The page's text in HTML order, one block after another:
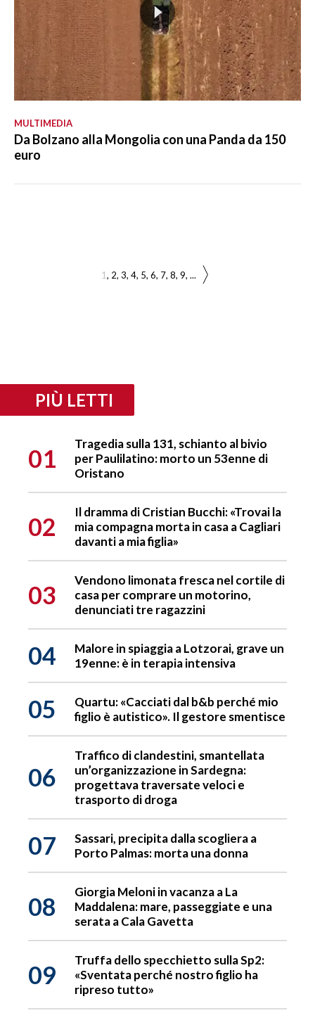
MULTIMEDIA
Da Bolzano alla Mongolia con una Panda da 150
euro
1 2 3 4 5 6 7 8 9 ...
PIÙ LETTI
01
Tragedia sulla 131, schianto al bivio
per Paulilatino: morto un 53enne di
Oristano
02
Il dramma di Cristian Bucchi: «Trovai la
mia compagna morta in casa a Cagliari
davanti a mia figlia»
03
Vendono limonata fresca nel cortile di
casa per comprare un motorino,
denunciati tre ragazzini
04
Malore in spiaggia a Lotzorai, grave un
19enne: è in terapia intensiva
05
Quartu: «Cacciati dal b&b perché mio
figlio è autistico». Il gestore smentisce
06
Traffico di clandestini, smantellata
un’organizzazione in Sardegna:
progettava traversate veloci e
trasporto di droga
07
Sassari, precipita dalla scogliera a
Porto Palmas: morta una donna
08
Giorgia Meloni in vacanza a La
Maddalena: mare, passeggiate e una
serata a Cala Gavetta
09
Truffa dello specchietto sulla Sp2:
«Sventata perché nostro figlio ha
ripreso tutto»